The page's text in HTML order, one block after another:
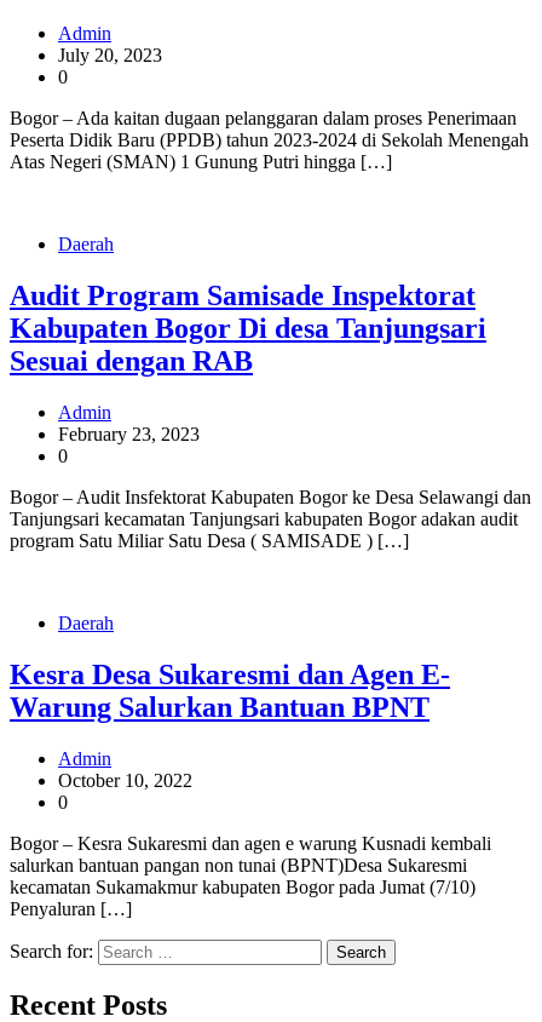
Admin
July 20, 2023
0
Bogor – Ada kaitan dugaan pelanggaran dalam proses Penerimaan
Peserta Didik Baru (PPDB) tahun 2023-2024 di Sekolah Menengah
Atas Negeri (SMAN) 1 Gunung Putri hingga […]
Daerah
Audit Program Samisade Inspektorat
Kabupaten Bogor Di desa Tanjungsari
Sesuai dengan RAB
Admin
February 23, 2023
0
Bogor – Audit Insfektorat Kabupaten Bogor ke Desa Selawangi dan
Tanjungsari kecamatan Tanjungsari kabupaten Bogor adakan audit
program Satu Miliar Satu Desa ( SAMISADE ) […]
Daerah
Kesra Desa Sukaresmi dan Agen E-
Warung Salurkan Bantuan BPNT
Admin
October 10, 2022
0
Bogor – Kesra Sukaresmi dan agen e warung Kusnadi kembali
salurkan bantuan pangan non tunai (BPNT)Desa Sukaresmi
kecamatan Sukamakmur kabupaten Bogor pada Jumat (7/10)
Penyaluran […]
Search for:
Recent Posts